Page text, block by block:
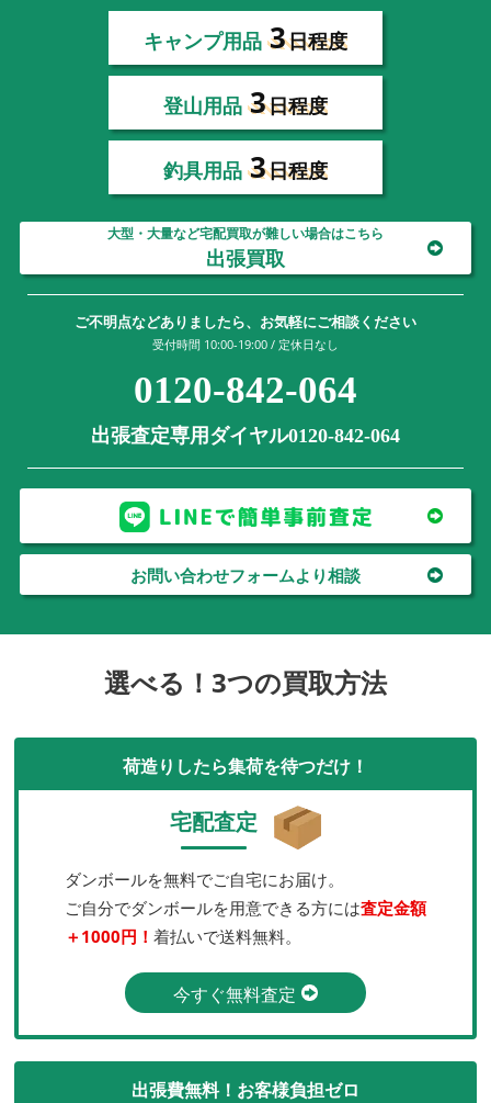
キャンプ用品 3日程度
登山用品 3日程度
釣具用品 3日程度
大型・大量など宅配買取が難しい場合はこちら
出張買取
ご不明点などありましたら、お気軽にご相談ください
受付時間 10:00-19:00 / 定休日なし
0120-842-064
出張査定専用ダイヤル0120-842-064
お問い合わせフォームより相談
選べる！3つの買取方法
荷造りしたら集荷を待つだけ！
宅配査定
ダンボールを無料でご自宅にお届け。
ご自分でダンボールを用意できる方には査定金額
＋1000円！ 着払いで送料無料。
今すぐ無料査定
出張費無料！お客様負担ゼロ